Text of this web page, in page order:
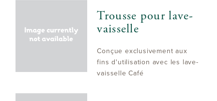
Trousse pour lave-
vaisselle
Conçue exclusivement aux
fins d'utilisation avec les lave-
vaisselle Café